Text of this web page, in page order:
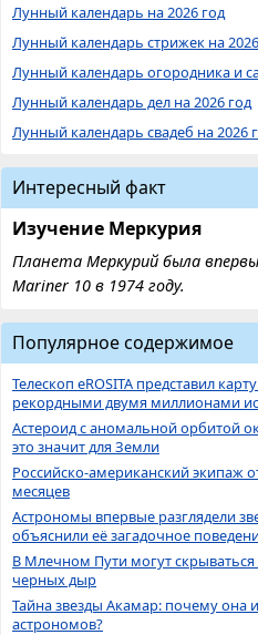
Лунный календарь на 2026 год
Лунный календарь стрижек на
Лунный календарь огородника и
Лунный календарь дел на 2026 год
Лунный календарь свадеб на 2026
Интересный факт
Изучение Меркурия
Планета Меркурий была
Mariner 10 в 1974 году.
Популярное содержимое
Телескоп eROSITA представил
рекордными двумя миллионами
Астероид с аномальной орбитой
это значит для Земли
Российско-американский экипаж
месяцев
Астрономы впервые разглядели
объяснили её загадочное
В Млечном Пути могут
черных дыр
Тайна звезды Акамар: почему она
астрономов?